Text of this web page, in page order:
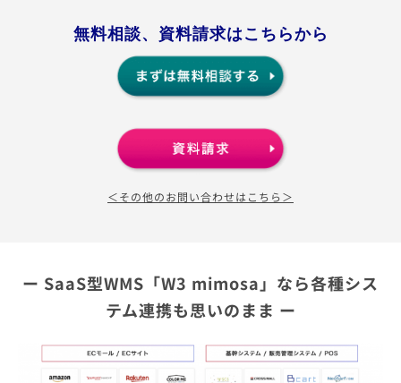
無料相談、資料請求はこちらから
＜その他のお問い合わせはこちら＞
ー SaaS型WMS「W3 mimosa」なら各種シス
テム連携も思いのまま ー